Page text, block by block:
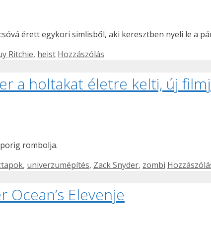
érett egykori simlisből, aki keresztben nyeli le a
Ritchie, heist Hozzászólás
a holtakat életre kelti, új
rombolja.
, univerzumépítés, Zack Snyder, zombi
Ocean’s Elevenje